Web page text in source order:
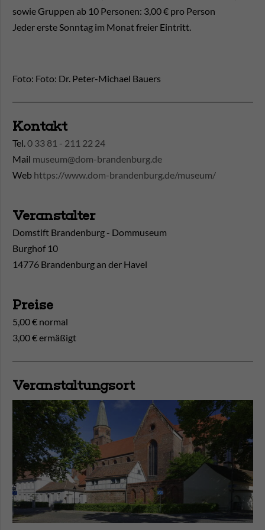
sowie Gruppen ab 10 Personen: 3,00 € pro Person
Jeder erste Sonntag im Monat freier Eintritt.
Foto: Foto: Dr. Peter-Michael Bauers
Kontakt
Tel.0 33 81 - 211 22 24
Mail museum@dom-brandenburg.de
Web https://www.dom-brandenburg.de/museum/
Veranstalter
Domstift Brandenburg - Dommuseum
Burghof 10
14776 Brandenburg an der Havel
Preise
5,00 € normal
3,00 € ermäßigt
Veranstaltungsort